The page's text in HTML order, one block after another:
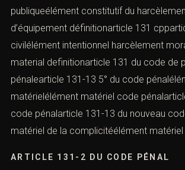
publiqueélément constitutif du
d’équipement définitionarticle 131
civilélément intentionnel harcèlement
material definitionarticle 131 du code de
pénalearticle 131-13 5° du code
matérielélément matériel code
code pénalarticle 131-13 du nouveau
matériel de la complicitéélément
ARTICLE 131-2 DU CODE PÉNAL